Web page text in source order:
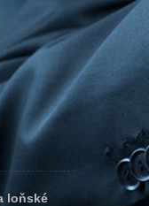
loňské